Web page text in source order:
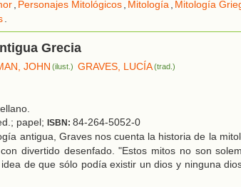
, Personajes Mitológicos, Mitología, Mitología
.
Grecia
JOHN (ilust.) GRAVES, LUCÍA(trad.)
papel; ISBN: 84-264-5052-0
antigua, Graves nos cuenta la historia de la
divertido desenfado. "Estos mitos no son
de que sólo podía existir un dios y ninguna